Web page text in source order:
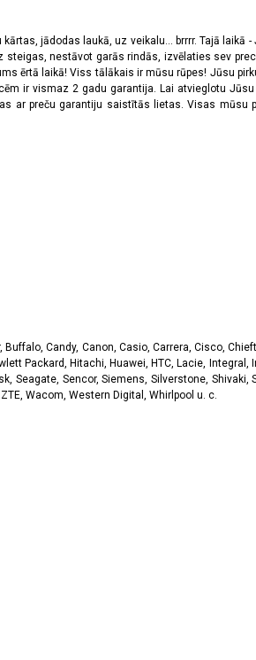
jādodas laukā, uz veikalu... brrrr. Tajā laikā
nestāvot garās rindās, izvēlaties sev
ērtā laikā! Viss tālākais ir mūsu rūpes! Jūsu
ir vismaz 2 gadu garantija. Lai atvieglotu
ar preču garantiju saistītās lietas. Visas mūsu
Candy, Canon, Casio, Carrera, Cisco,
Packard, Hitachi, Huawei, HTC, Lacie, Integral,
Sencor, Siemens, Silverstone, Shivaki,
Wacom, Western Digital, Whirlpool u. c.